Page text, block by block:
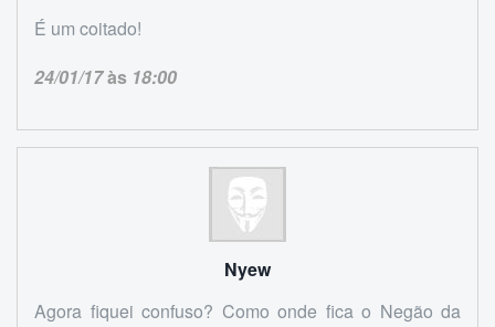
É um coitado!
24/01/17às 18:00
Nyew
Agora fiquei confuso? Como onde fica o Negão da